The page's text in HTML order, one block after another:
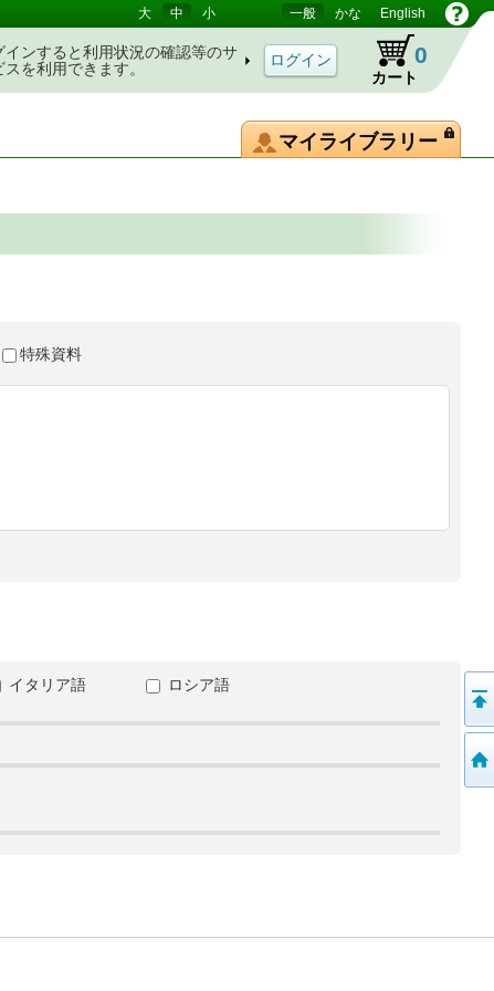
大 中 小 一般 かな English
インすると利用状況の確認等のサ
スを利用できます。
カート
0
マイライブラリー
特殊資料
イタリア語
ロシア語